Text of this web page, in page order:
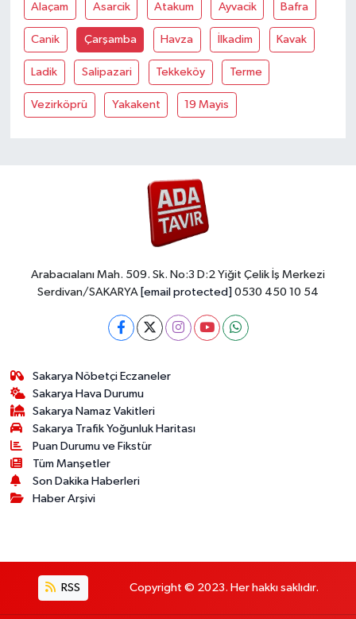
Alaçam Asarcik Atakum Ayvacik Bafra
Canik Çarşamba Havza İlkadim Kavak
Ladik Salipazari Tekkeköy Terme
Vezirköprü Yakakent 19 Mayis
Arabacıalanı Mah. 509. Sk. No:3 D:2 Yiğit Çelik İş Merkezi
Serdivan/SAKARYA [email protected] 0530 450 10 54
Sakarya Nöbetçi Eczaneler
Sakarya Hava Durumu
Sakarya Namaz Vakitleri
Sakarya Trafik Yoğunluk Haritası
Puan Durumu ve Fikstür
Tüm Manşetler
Son Dakika Haberleri
Haber Arşivi
RSS Copyright © 2023. Her hakkı saklıdır.